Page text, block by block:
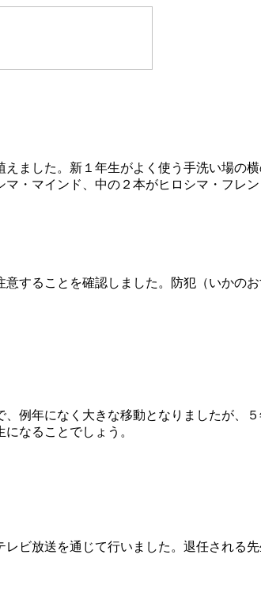
ました。新１年生がよく使う手洗い場の
・マインド、中の２本がヒロシマ・フレン
することを確認しました。防犯（いかの
例年になく大きな移動となりましたが、
なることでしょう。
放送を通じて行いました。退任される